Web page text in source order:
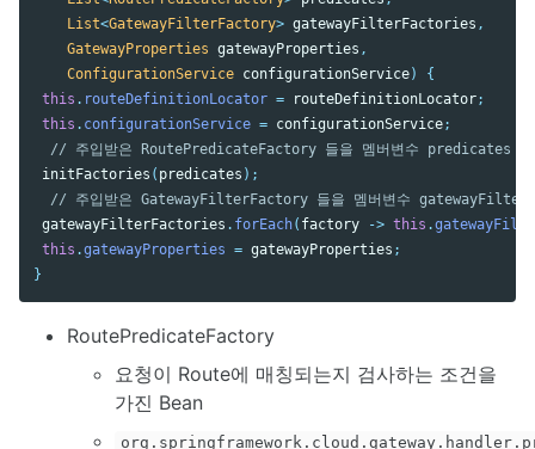
List<GatewayFilterFactory> gatewayFilterFactories ,
GatewayProperties gatewayProperties ,
ConfigurationService configurationService)
{
this . routeDefinitionLocator = routeDefinitionLocator;
this . configurationService = configurationService;
// 주입받은 RoutePredicateFactory 들을 멤버변수 predicates
initFactories ( predicates );
// 주입받은 GatewayFilterFactory 들을 멤버변수
gatewayFilterFactories . forEach( factory -> this .
this .gatewayProperties = gatewayProperties ;
}
RoutePredicateFactory
요청이 Route에 매칭되는지 검사하는 조건을
가진 Bean